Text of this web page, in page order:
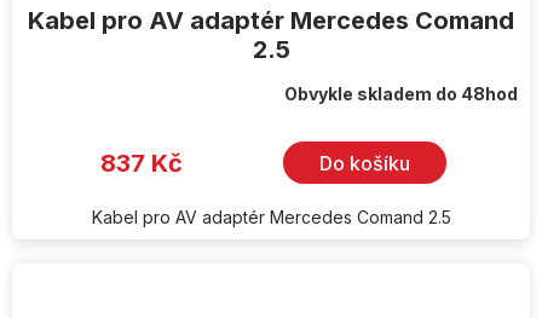
Kabel pro AV adaptér Mercedes Comand
2.5
Obvykle skladem do 48hod
837 Kč Do košíku
Kabel pro AV adaptér Mercedes Comand 2.5